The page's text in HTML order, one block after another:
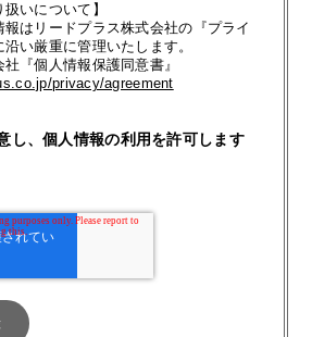
扱いについて】
報はリードプラス株式会社の『プライ
い厳重に管理いたします。
『個人情報保護同意書』
privacy/agreement
し、個人情報の利用を許可します